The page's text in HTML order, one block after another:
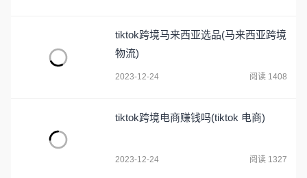
tiktok跨境马来西亚选品(马来西亚跨境
物流)
2023-12-24 阅读 1408
tiktok跨境电商赚钱吗(tiktok 电商)
2023-12-24 阅读 1327